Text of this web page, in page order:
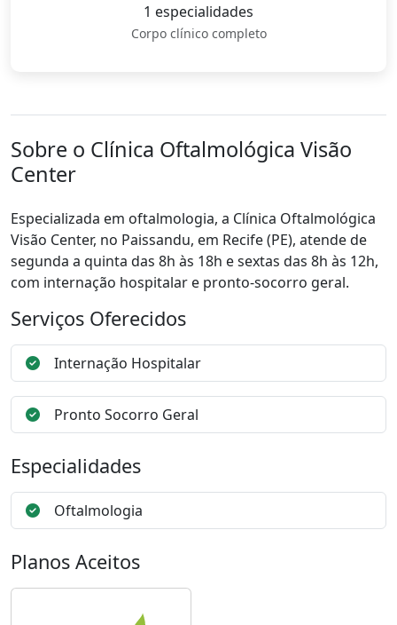
1 especialidades
Corpo clínico completo
Sobre o Clínica Oftalmológica Visão
Center
Especializada em oftalmologia, a Clínica Oftalmológica
Visão Center, no Paissandu, em Recife (PE), atende de
segunda a quinta das 8h às 18h e sextas das 8h às 12h,
com internação hospitalar e pronto-socorro geral.
Serviços Oferecidos
Internação Hospitalar
Pronto Socorro Geral
Especialidades
Oftalmologia
Planos Aceitos